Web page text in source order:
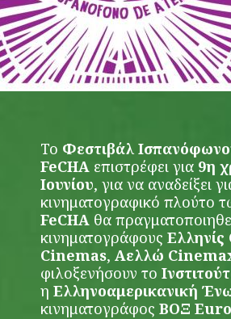
Το Φεστιβάλ
FeCHA επιστρέφει για 9η
Ιουνίου, για να αναδείξει
κινηματογραφικό πλούτο
FeCHA θα
κινηματογράφους
Cinemas, Αελλώ
φιλοξενήσουν το
η Ελληνοαμερικανική
κινηματογράφος ΒΟΞ